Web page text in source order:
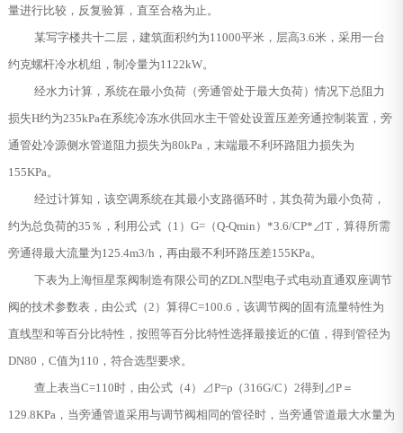
量进行比较，反复验算，直至合格为止。
某写字楼共十二层，建筑面积约为11000平米，层高3.6米，采用一台
约克螺杆冷水机组，制冷量为1122kW。
经水力计算，系统在最小负荷（旁通管处于最大负荷）情况下总阻力
损失H约为235kPa在系统冷冻水供回水主干管处设置压差旁通控制装置，旁
通管处冷源侧水管道阻力损失为80kPa，末端最不利环路阻力损失为
155KPa。
经过计算知，该空调系统在其最小支路循环时，其负荷为最小负荷，
约为总负荷的35％，利用公式（1）G=（Q-Qmin）*3.6/CP*⊿T，算得所需
旁通得最大流量为125.4m3/h，再由最不利环路压差155KPa。
下表为上海恒星泵阀制造有限公司的ZDLN型电子式电动直通双座调节
阀的技术参数表，由公式（2）算得C=100.6，该调节阀的固有流量特性为
直线型和等百分比特性，按照等百分比特性选择最接近的C值，得到管径为
DN80，C值为110，符合选型要求。
查上表当C=110时，由公式（4）⊿P=ρ（316G/C）2得到⊿P＝
129.8KPa，当旁通管道采用与调节阀相同的管径时，当旁通管道最大水量为